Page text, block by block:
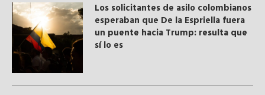
Los solicitantes de asilo colombianos
esperaban que De la Espriella fuera
un puente hacia Trump: resulta que
sí lo es